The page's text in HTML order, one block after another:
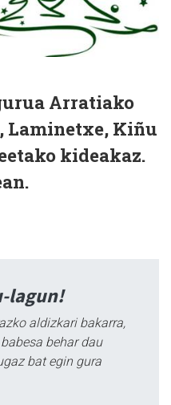
Arratiako
Laminetxe, Kiñu
kideakaz.
lagun!
aldizkari bakarra,
behar dau
bat egin gura